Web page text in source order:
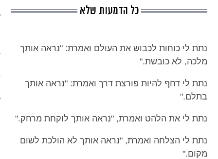
מכון כושר מנטלי
כל הדמעות שלא
נתת לי כוחות לכבוש את העולם ואמרת: "נראה אותך
מלכה, לא כובשת."
נתת לי דחף להיות פורצת דרך ואמרת: "נראה אותך
בתלם."
נתת לי את הלהט ואמרת, "נראה אותך לוקחת מרחק."
נתת לי הצלחה ואמרת, "נראה אותך לא הולכת לשום
מקום."